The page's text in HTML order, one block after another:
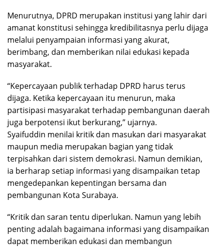
Menurutnya, DPRD merupakan institusi yang lahir dari
amanat konstitusi sehingga kredibilitasnya perlu dijaga
melalui penyampaian informasi yang akurat,
berimbang, dan memberikan nilai edukasi kepada
masyarakat.
“Kepercayaan publik terhadap DPRD harus terus
dijaga. Ketika kepercayaan itu menurun, maka
partisipasi masyarakat terhadap pembangunan daerah
juga berpotensi ikut berkurang,” ujarnya.
Syaifuddin menilai kritik dan masukan dari masyarakat
maupun media merupakan bagian yang tidak
terpisahkan dari sistem demokrasi. Namun demikian,
ia berharap setiap informasi yang disampaikan tetap
mengedepankan kepentingan bersama dan
pembangunan Kota Surabaya.
“Kritik dan saran tentu diperlukan. Namun yang lebih
penting adalah bagaimana informasi yang disampaikan
dapat memberikan edukasi dan membangun